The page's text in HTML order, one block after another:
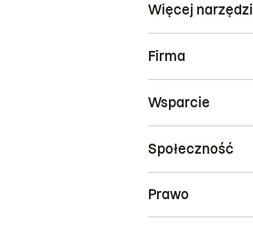
Więcej narzędzi
Firma
Wsparcie
Społeczność
Prawo